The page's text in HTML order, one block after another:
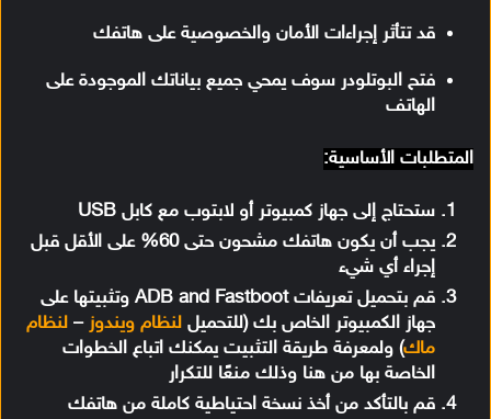
قد تتأثر إجراءات الأمان والخصوصية على هاتفك
فتح البوتلودر سوف يمحي جميع بياناتك الموجودة على
الهاتف
المتطلبات الأساسية:
ستحتاج إلى جهاز كمبيوتر أو لابتوب مع كابل USB
يجب أن يكون هاتفك مشحون حتى 60% على الأقل قبل
إجراء أي شيء
قم بتحميل تعريفات ADB and Fastboot وتثبيتها على
جهاز الكمبيوتر الخاص بك (للتحميل لنظام ويندوز – لنظام
ماك) ولمعرفة طريقة التثبيت يمكنك اتباع الخطوات
الخاصة بها من هنا وذلك منعًا للتكرار
قم بالتأكد من أخذ نسخة احتياطية كاملة من هاتفك